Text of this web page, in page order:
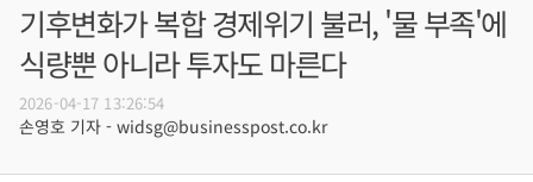
기후변화가 복합 경제위기 불러, '물 부족'에
식량뿐 아니라 투자도 마른다
2026-04-17 13:26:54
손영호 기자 - widsg@businesspost.co.kr